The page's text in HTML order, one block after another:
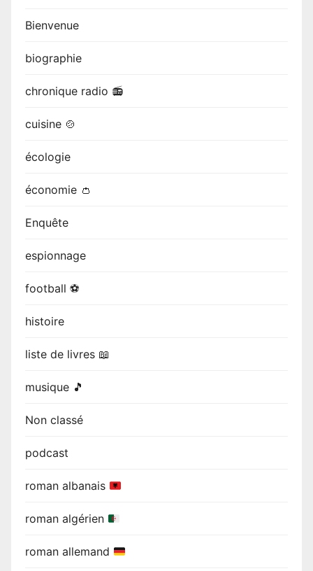
Bienvenue
biographie
chronique radio 📻
cuisine 🍲
écologie
économie 👛
Enquête
espionnage
football ⚽
histoire
liste de livres 📖
musique 🎵
Non classé
podcast
roman albanais
roman algérien
roman allemand